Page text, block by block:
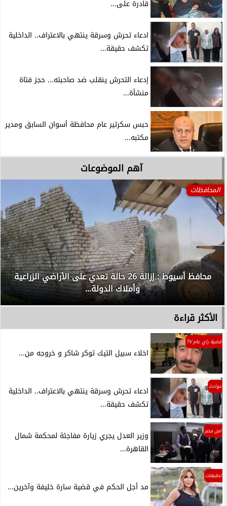
قادرة على...
ادعاء تحرش وسرقة ينتهي بالاعتراف.. الداخلية
تكشف حقيقة...
إدعاء التحرش ينقلب ضد صاحبته... حجز فتاة
منشأة...
حبس سكرتير عام محافظة أسوان السابق ومدير
مكتبه...
آهم الموضوعات
المحافظات
محافظ أسيوط : إزالة 26 حالة تعدي على الأراضي الزراعية
وأملاك الدولة...
الأكثر قراءة
قضية راي عام TV
اخلاء سبيل التيك توكر شاكر و خروجه من...
حوادث
ادعاء تحرش وسرقة ينتهي بالاعتراف.. الداخلية
تكشف حقيقة...
امن مصر
وزير العدل يجري زيارة مفاجئة لمحكمة شمال
القاهرة...
تحقيقات
مد أجل الحكم في قضية سارة خليفة وآخرين...